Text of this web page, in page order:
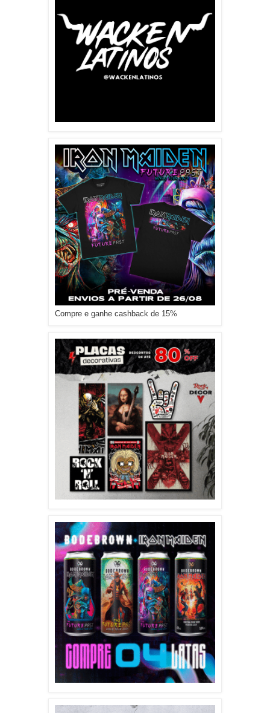
Compre e ganhe cashback de 15%